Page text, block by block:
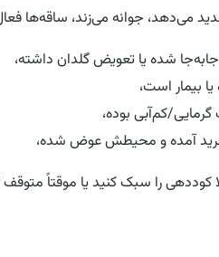
می‌دهد، جوانه می‌زند، ساقه‌ها
جابه‌جا شده یا تعویض گلدان داشته،
بیمار است،
کم‌آبی بوده،
خرید آمده و محیطش عوض شده،
را سبک کنید یا موقتاً متوقف